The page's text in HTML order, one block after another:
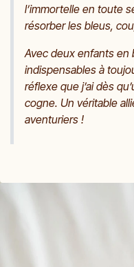
l’immortelle en toute
résorber les bleus,
Avec deux enfants en
indispensables à
réflexe que j’ai dès
cogne. Un véritable
aventuriers !